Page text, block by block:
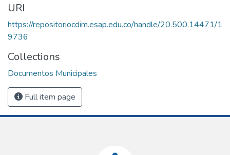
URI
https://repositoriocdim.esap.edu.co/handle/20.500.14471/1
9736
Collections
Documentos Municipales
Full item page